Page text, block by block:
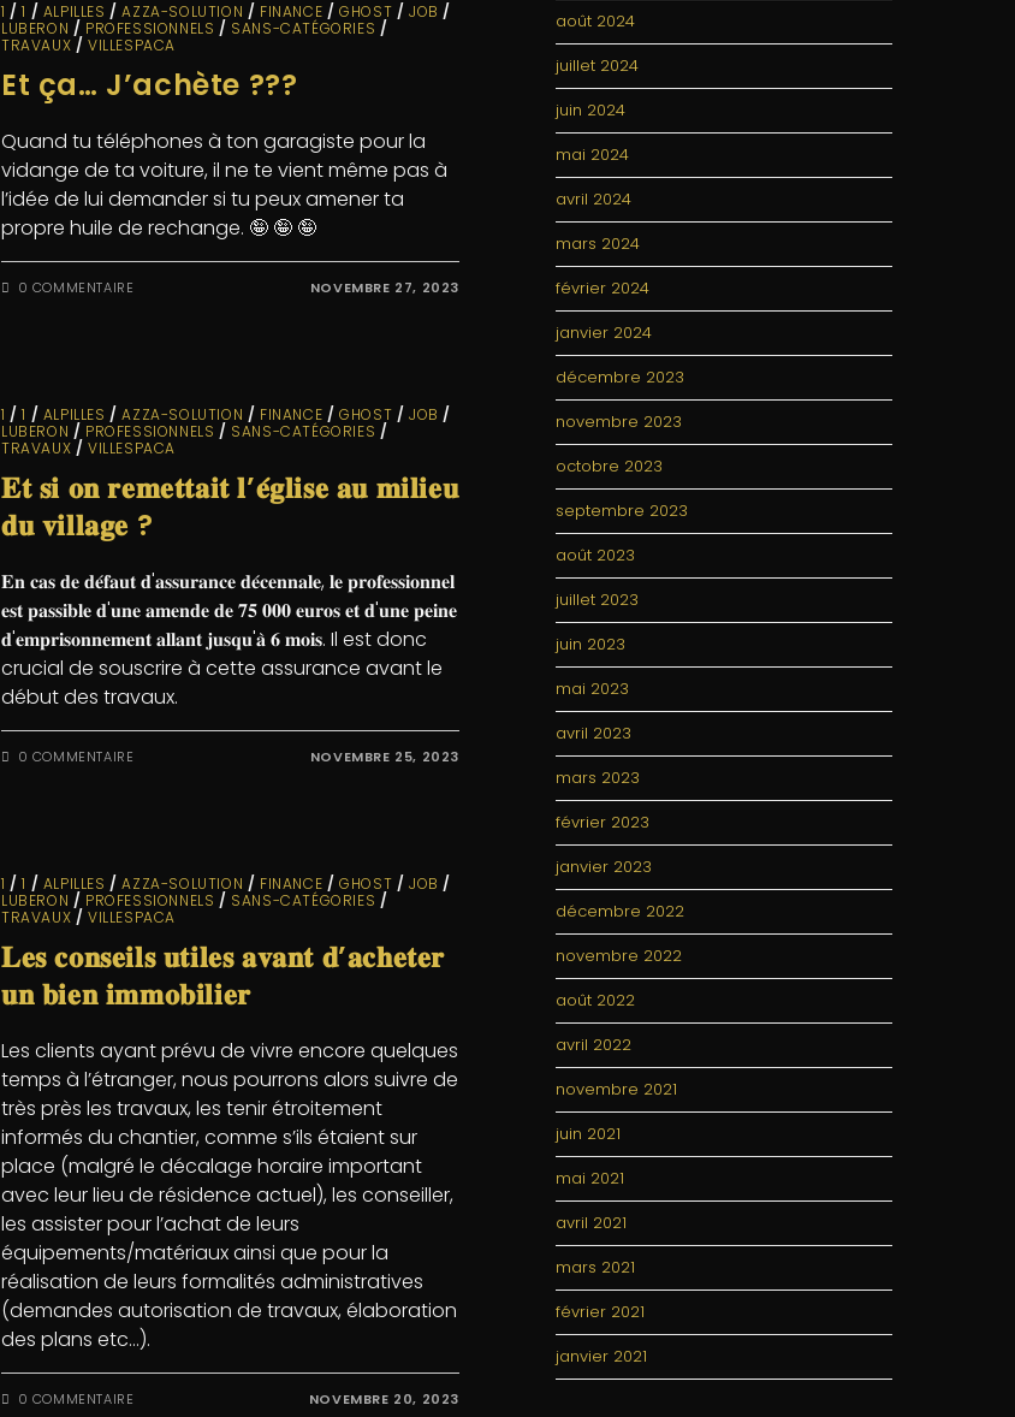
1 /1 / ALPILLES /AZZA-SOLUTION / FINANCE /GHOST / JOB /
LUBERON / PROFESSIONNELS / SANS-CATÉGORIES /
TRAVAUX /VILLESPACA
Et ça… J’achète ???
Quand tu téléphones à ton garagiste pour la
vidange de ta voiture, il ne te vient même pas à
l’idée de lui demander si tu peux amener ta
propre huile de rechange. 🤪 🤪 🤪
0 COMMENTAIRE NOVEMBRE 27, 2023
1 /1 / ALPILLES /AZZA-SOLUTION / FINANCE /GHOST / JOB /
LUBERON / PROFESSIONNELS / SANS-CATÉGORIES /
TRAVAUX /VILLESPACA
𝐄𝐭 𝐬𝐢 𝐨𝐧 𝐫𝐞𝐦𝐞𝐭𝐭𝐚𝐢𝐭 𝐥’𝐞́𝐠𝐥𝐢𝐬𝐞 𝐚𝐮 𝐦𝐢𝐥𝐢𝐞𝐮
𝐝𝐮 𝐯𝐢𝐥𝐥𝐚𝐠𝐞 ?
𝐄𝐧 𝐜𝐚𝐬 𝐝𝐞 𝐝𝐞́𝐟𝐚𝐮𝐭 𝐝'𝐚𝐬𝐬𝐮𝐫𝐚𝐧𝐜𝐞 𝐝𝐞́𝐜𝐞𝐧𝐧𝐚𝐥𝐞, 𝐥𝐞 𝐩𝐫𝐨𝐟𝐞𝐬𝐬𝐢𝐨𝐧𝐧𝐞𝐥
𝐞𝐬𝐭 𝐩𝐚𝐬𝐬𝐢𝐛𝐥𝐞 𝐝'𝐮𝐧𝐞 𝐚𝐦𝐞𝐧𝐝𝐞 𝐝𝐞 𝟕𝟓 𝟎𝟎𝟎 𝐞𝐮𝐫𝐨𝐬 𝐞𝐭 𝐝'𝐮𝐧𝐞 𝐩𝐞𝐢𝐧𝐞
𝐝'𝐞𝐦𝐩𝐫𝐢𝐬𝐨𝐧𝐧𝐞𝐦𝐞𝐧𝐭 𝐚𝐥𝐥𝐚𝐧𝐭 𝐣𝐮𝐬𝐪𝐮'𝐚̀ 𝟔 𝐦𝐨𝐢𝐬. Il est donc
crucial de souscrire à cette assurance avant le
début des travaux.
0 COMMENTAIRE NOVEMBRE 25, 2023
1 /1 / ALPILLES /AZZA-SOLUTION / FINANCE /GHOST / JOB /
LUBERON / PROFESSIONNELS / SANS-CATÉGORIES /
TRAVAUX /VILLESPACA
𝐋𝐞𝐬 𝐜𝐨𝐧𝐬𝐞𝐢𝐥𝐬 𝐮𝐭𝐢𝐥𝐞𝐬 𝐚𝐯𝐚𝐧𝐭 𝐝’𝐚𝐜𝐡𝐞𝐭𝐞𝐫
𝐮𝐧 𝐛𝐢𝐞𝐧 𝐢𝐦𝐦𝐨𝐛𝐢𝐥𝐢𝐞𝐫
Les clients ayant prévu de vivre encore quelques
temps à l’étranger, nous pourrons alors suivre de
très près les travaux, les tenir étroitement
informés du chantier, comme s’ils étaient sur
place (malgré le décalage horaire important
avec leur lieu de résidence actuel), les conseiller,
les assister pour l’achat de leurs
équipements/matériaux ainsi que pour la
réalisation de leurs formalités administratives
(demandes autorisation de travaux, élaboration
des plans etc…).
0 COMMENTAIRE NOVEMBRE 20, 2023
août 2024
juillet 2024
juin 2024
mai 2024
avril 2024
mars 2024
février 2024
janvier 2024
décembre 2023
novembre 2023
octobre 2023
septembre 2023
août 2023
juillet 2023
juin 2023
mai 2023
avril 2023
mars 2023
février 2023
janvier 2023
décembre 2022
novembre 2022
août 2022
avril 2022
novembre 2021
juin 2021
mai 2021
avril 2021
mars 2021
février 2021
janvier 2021